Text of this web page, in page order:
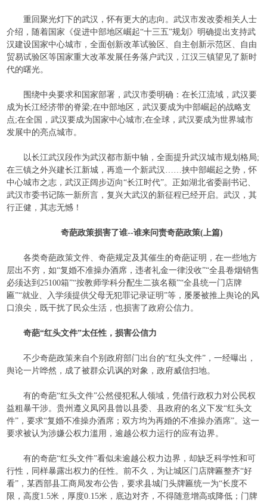
重回聚光灯下的武汉，怀有更大的志向。武汉市发改委相关人士
介绍，随着国家《促进中部地区崛起“十三五”规划》明确提出支持武
汉建设国家中心城市，全面创新改革试验区、自主创新示范区、自由
贸易试验区等国家重大改革发展任务落户武汉，江汉三镇望见了新时
代的曙光。
围绕中央要求和国家部署，武汉市委明确：在长江流域，武汉要
成为长江经济带的脊梁;在中部地区，武汉要成为中部崛起的战略支
点;在全国，武汉要成为国家中心城市;在全球，武汉要成为世界城市
发展中的亮点城市。
以长江武汉段作为武汉都市新中轴，全面提升武汉城市规划格局;
在三镇之外兴建长江新城，再造一个新武汉……挟中部崛起之势，怀
中心城市之志，武汉正阔步迈向“长江时代”。正如湖北省委副书记、
武汉市委书记陈一新所言，复兴大武汉的新征程已经开启。武汉，其
行正健，其志无憾！
奇葩政策损害了谁--谁来问责奇葩政策(上篇)
各类奇葩政策文件、奇葩规定及其催生的奇葩证明，在一些地方
层出不穷，如“复婚不准操办酒席，违者礼金一律没收”“全县卷烟销售
必须达到25100箱”“按教师学科分配生二孩名额”“全县统一门店牌
匾”“就业、入学须提供父母无犯罪记录证明”等，屡屡被推上舆论的风
口浪尖，既干扰了民众生活，也损害了政府公信力。
奇葩“红头文件”太任性，损害公信力
不少奇葩政策来自个别政府部门出台的“红头文件”，一经曝出，
舆论一片哗然，成了被群众讥讽的对象，政府威信扫地。
有的奇葩“红头文件”公然侵犯私人领域，凭借行政权力对公民权
益粗暴干涉。贵州遵义凤冈县曾以县委、县政府的名义下发“红头文
件”，要求“复婚不准操办酒席；双方均为再婚的不准操办酒席”。这一
要求被认为涉嫌公权力滥用，逾越公权力运行的应有边界。
有的奇葩“红头文件”看似未逾越公权力边界，却缺乏科学性和可
行性，同样暴露出权力的任性。前不久，为让城区门店牌匾整齐“好
看”，某西部县工商局发布公告，要求县城门头牌匾统一为“长度不
限，高度1.5米，厚度0.15米，底边对齐，不得随意增高或降低；门牌